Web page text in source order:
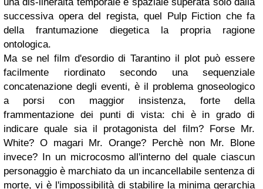
successiva opera del regista, quel Pulp Fiction che fa
della frantumazione diegetica la propria ragione
ontologica.
Ma se nel film d'esordio di Tarantino il plot può essere
facilmente riordinato secondo una sequenziale
concatenazione degli eventi, è il problema gnoseologico
a porsi con maggior insistenza, forte della
frammentazione dei punti di vista: chi è in grado di
indicare quale sia il protagonista del film? Forse Mr.
White? O magari Mr. Orange? Perchè non Mr. Blone
invece? In un microcosmo all'interno del quale ciascun
personaggio è marchiato da un incancellabile sentenza di
morte, vi è l'impossibilità di stabilire la minima gerarchia